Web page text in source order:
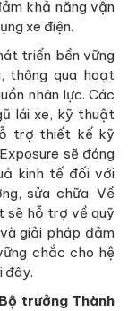
khả năng vận
xe điện.
triển bền vững
thông qua hoạt
nhân lực. Các
lái xe, kỹ thuật
trợ thiết kế kỹ
sẽ đóng
kinh tế đối với
sửa chữa. Về
sẽ hỗ trợ về quỹ
giải pháp đảm
chắc cho hệ
đây.
trưởng Thành